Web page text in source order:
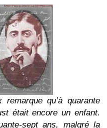
remarque qu’à quarante
était encore un enfant.
sept ans, malgré la